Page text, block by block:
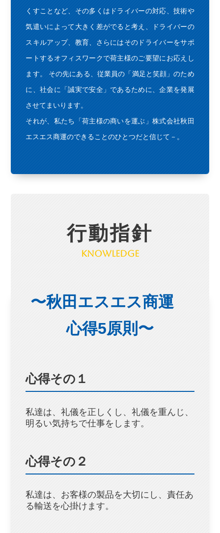
くすことなど、その多くはドライバーの対応、技術や
気遣いによって大きく差がでると考え、ドライバーの
スキルアップ、教育、さらにはそのドライバーをサポ
ートするオフィスワークで荷主様のご要望にお応えし
ます。 その先にある、従業員の「満足と笑顔」のため
に、社会に「誠実で安全」であるために、企業を発展
させてまいります。
それが、私たち「荷主様の商いを運ぶ」株式会社秋田
エスエス商運のできることのひとつだと信じて－。
行動指針
Knowledge
〜秋田エスエス商運
心得5原則〜
心得その１
私達は、礼儀を正しくし、礼儀を重んじ、
明るい気持ちで仕事をします。
心得その２
私達は、お客様の製品を大切にし、責任あ
る輸送を心掛けます。